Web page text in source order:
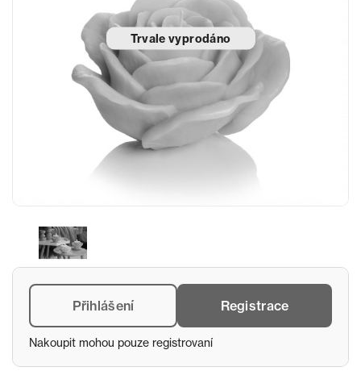
Trvale vyprodáno
Přihlášení Registrace
Nakoupit mohou pouze registrovaní